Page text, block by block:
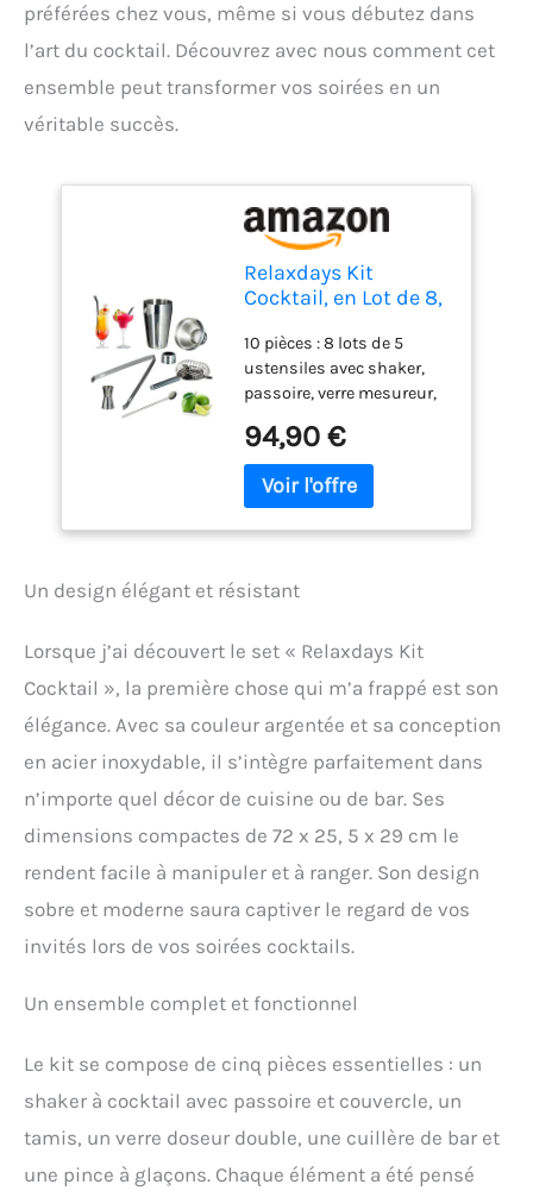
préférées chez vous, même si vous débutez dans
l’art du cocktail. Découvrez avec nous comment cet
ensemble peut transformer vos soirées en un
véritable succès.
Relaxdays Kit
Cocktail, en Lot de 8,
Bar Doseur Pince
Passoire agitateur,
argenté
10 pièces : 8 lots de 5
ustensiles avec shaker,
passoire, verre mesureur,
Incontournable : kit à
cocktail idéal pour toutes
vos soirées - Cocktails
pour les fans de cocktails
Pour débutants et
professionnels : ce set
saura satisfaire tout le
monde Qualité : lot à
cocktail en acier
inoxydable - Lavable au
lave-vaisselle et sans BPA
94,90 €
Un design élégant et résistant
Lorsque j’ai découvert le set « Relaxdays Kit
Cocktail », la première chose qui m’a frappé est son
élégance. Avec sa couleur argentée et sa conception
en acier inoxydable, il s’intègre parfaitement dans
n’importe quel décor de cuisine ou de bar. Ses
dimensions compactes de 72 x 25, 5 x 29 cm le
rendent facile à manipuler et à ranger. Son design
sobre et moderne saura captiver le regard de vos
invités lors de vos soirées cocktails.
Un ensemble complet et fonctionnel
Le kit se compose de cinq pièces essentielles : un
shaker à cocktail avec passoire et couvercle, un
tamis, un verre doseur double, une cuillère de bar et
une pince à glaçons. Chaque élément a été pensé